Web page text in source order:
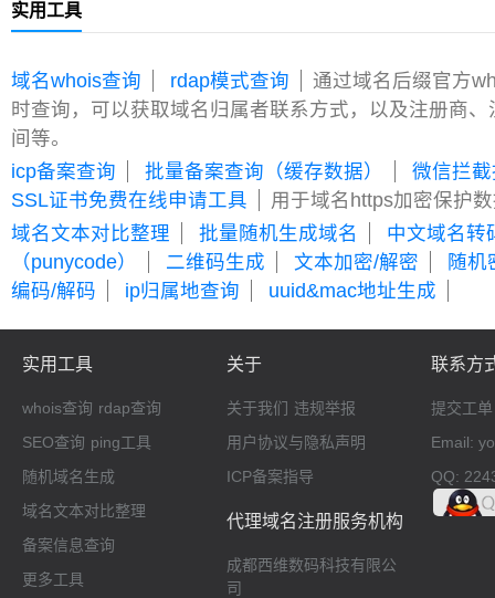
实用工具
域名whois查询 rdap模式查询
通过域名后缀官方
时查询，可以获取域名归属者联系方式，以及注册商、
间等。
icp备案查询
批量备案查询（缓存数据）
微信拦
SSL证书免费在线申请工具
用于域名https加密保护
域名文本对比整理
批量随机生成域名
中文域名转
（punycode）
二维码生成 文本加密/解密
随机
编码/解码
ip归属地查询 uuid&mac地址生成
实用工具
whois查询 rdap查询
SEO查询 ping工具
随机域名生成
域名文本对比整理
备案信息查询
更多工具
关于
关于我们 违规举报
用户协议与隐私声明
ICP备案指导
代理域名注册服务机构
成都西维数码科技有限公
司
联系方
提交工单
Email:
QQ: